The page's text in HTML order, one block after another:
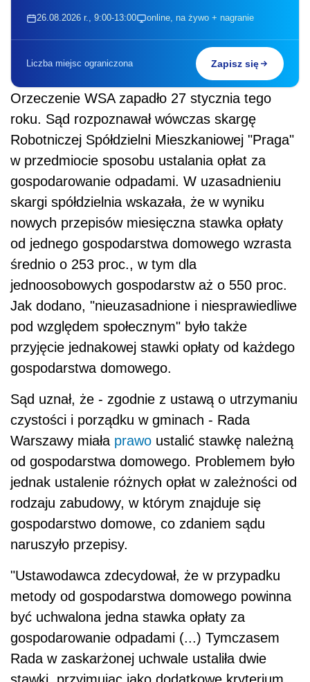
26.08.2026 r., 9:00-13:00 online, na żywo + nagranie
Liczba miejsc ograniczona Zapisz się
Orzeczenie WSA zapadło 27 stycznia tego
roku. Sąd rozpoznawał wówczas skargę
Robotniczej Spółdzielni Mieszkaniowej "Praga"
w przedmiocie sposobu ustalania opłat za
gospodarowanie odpadami. W uzasadnieniu
skargi spółdzielnia wskazała, że w wyniku
nowych przepisów miesięczna stawka opłaty
od jednego gospodarstwa domowego wzrasta
średnio o 253 proc., w tym dla
jednoosobowych gospodarstw aż o 550 proc.
Jak dodano, "nieuzasadnione i niesprawiedliwe
pod względem społecznym" było także
przyjęcie jednakowej stawki opłaty od każdego
gospodarstwa domowego.
Sąd uznał, że - zgodnie z ustawą o utrzymaniu
czystości i porządku w gminach - Rada
Warszawy miała prawo ustalić stawkę należną
od gospodarstwa domowego. Problemem było
jednak ustalenie różnych opłat w zależności od
rodzaju zabudowy, w którym znajduje się
gospodarstwo domowe, co zdaniem sądu
naruszyło przepisy.
"Ustawodawca zdecydował, że w przypadku
metody od gospodarstwa domowego powinna
być uchwalona jedna stawka opłaty za
gospodarowanie odpadami (...) Tymczasem
Rada w zaskarżonej uchwale ustaliła dwie